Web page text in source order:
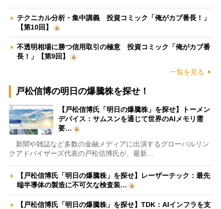
テクニカル分析・集中講義 投資コミック「俺がカブ番長！」
【第10回】
不透明相場に勝つ信用取引の極意 投資コミック「俺がカブ番
長！」【第9回】
一覧を見る
戸松信博の明日の爆騰株を探せ！
【戸松信博氏「明日の爆騰株」を探せ】トーメン
デバイス：サムスンを通じて世界のAIメモリ需
要…
新聞や雑誌など多数の金融メディアに出演するグローバルリン
クアドバイザーズ代表の戸松信博氏が、最新…
【戸松信博氏「明日の爆騰株」を探せ】レーザーテック：最先
端半導体の製造に不可欠な検査装…
【戸松信博氏「明日の爆騰株」を探せ】TDK：AIインフラを支